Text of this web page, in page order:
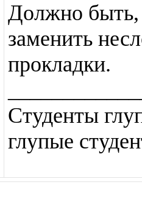
Должно быть,
заменить
прокладки.
Студенты
глупые